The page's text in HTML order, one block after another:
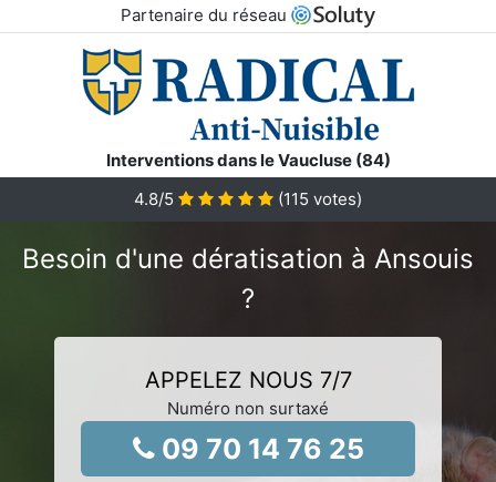
Partenaire du réseau
Interventions dans le Vaucluse (84)
4.8/5 (115 votes)
Besoin d'une dératisation à Ansouis
?
APPELEZ NOUS 7/7
Numéro non surtaxé
09 70 14 76 25